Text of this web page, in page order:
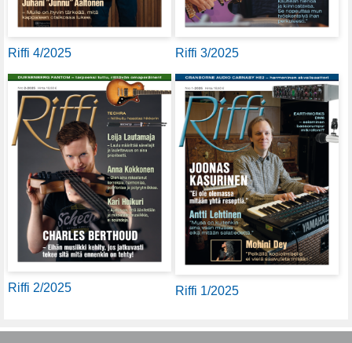
Riffi 4/2025 Riffi 3/2025
Riffi 2/2025 Riffi 1/2025